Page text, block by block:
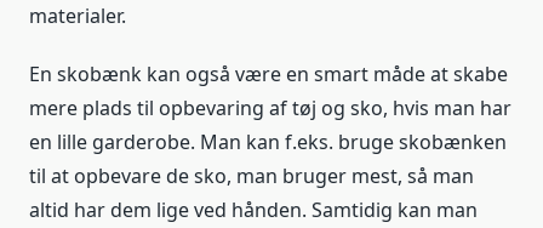
materialer.
En skobænk kan også være en smart måde at skabe
mere plads til opbevaring af tøj og sko, hvis man har
en lille garderobe. Man kan f.eks. bruge skobænken
til at opbevare de sko, man bruger mest, så man
altid har dem lige ved hånden. Samtidig kan man